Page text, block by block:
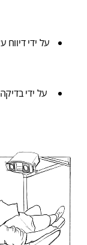
על ידי
על ידי